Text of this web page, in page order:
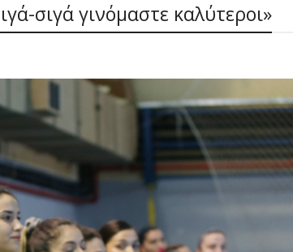
σιγά γινόμαστε καλύτεροι»